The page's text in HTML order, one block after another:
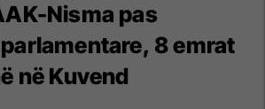
Nisma pas
8 emrat
në Kuvend